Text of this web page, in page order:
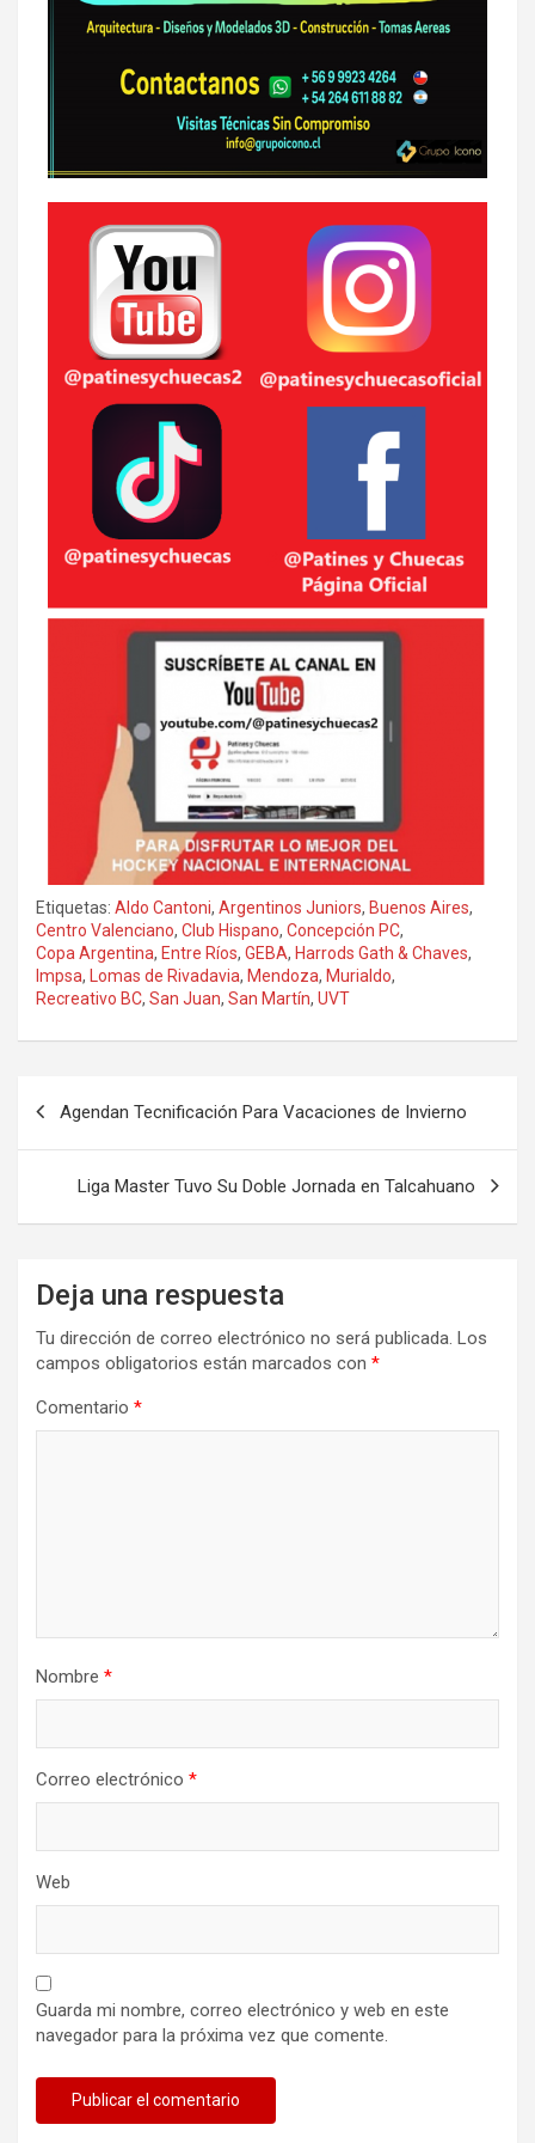
Etiquetas: Aldo Cantoni, Argentinos Juniors, Buenos Aires,
Centro Valenciano, Club Hispano, Concepción PC,
Copa Argentina, Entre Ríos, GEBA, Harrods Gath & Chaves,
Impsa, Lomas de Rivadavia, Mendoza, Murialdo,
Recreativo BC, San Juan, San Martín, UVT
Agendan Tecnificación Para Vacaciones de Invierno
Liga Master Tuvo Su Doble Jornada en Talcahuano
Deja una respuesta
Tu dirección de correo electrónico no será publicada. Los
campos obligatorios están marcados con *
Comentario *
Nombre *
Correo electrónico *
Web
Guarda mi nombre, correo electrónico y web en este
navegador para la próxima vez que comente.